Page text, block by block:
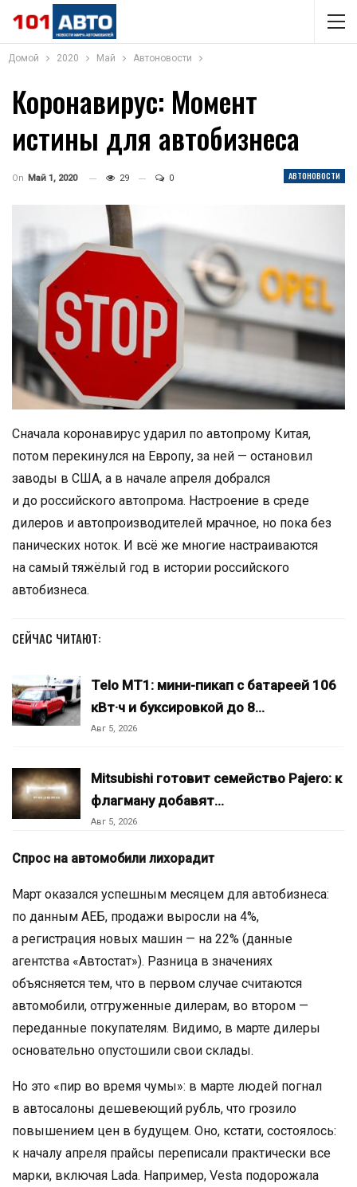
Домой 2020 Май Автоновости
Коронавирус: Момент
истины для автобизнеса
АВТОНОВОСТИ
On Май 1, 2020 29 0
Сначала коронавирус ударил по автопрому Китая,
потом перекинулся на Европу, за ней — остановил
заводы в США, а в начале апреля добрался
и до российского автопрома. Настроение в среде
дилеров и автопроизводителей мрачное, но пока без
панических ноток. И всё же многие настраиваются
на самый тяжёлый год в истории российского
автобизнеса.
СЕЙЧАС ЧИТАЮТ:
Telo MT1: мини-пикап с батареей 106
кВт·ч и буксировкой до 8…
Авг 5, 2026
Mitsubishi готовит семейство Pajero: к
флагману добавят…
Авг 5, 2026
Спрос на автомобили лихорадит
Март оказался успешным месяцем для автобизнеса:
по данным АЕБ, продажи выросли на 4%,
а регистрация новых машин — на 22% (данные
агентства «Автостат»). Разница в значениях
объясняется тем, что в первом случае считаются
автомобили, отгруженные дилерам, во втором —
переданные покупателям. Видимо, в марте дилеры
основательно опустошили свои склады.
Но это «пир во время чумы»: в марте людей погнал
в автосалоны дешевеющий рубль, что грозило
повышением цен в будущем. Оно, кстати, состоялось:
к началу апреля прайсы переписали практически все
марки, включая Lada. Например, Vesta подорожала